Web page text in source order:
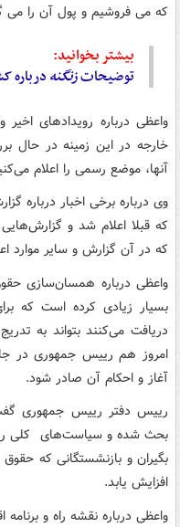
که می فروشیم و پول آن را می
بیشتر بخوانید:
توضیحاتزنگنهدرباره
واعظی درباره رویدادهای
خارجه در این زمینه در حال
آنها، موضع رسمی را اعلام
که قبلا اعلام شد و
که در آن گزارش و سایر موارد
واعظی درباره همسان‌سازی
بسیار زیادی کرده است که
دریافت می‌کنند بتواند به
امروز هم رییس جمهوری در
آغاز و احکام آن صادر شود.
رییس دفتر رییس جمهوری
بحث شده و سیاست‌های کلی
بگیران و بازنشستگانی که
افزایش یابد.
واعظی درباره نقشه راه و